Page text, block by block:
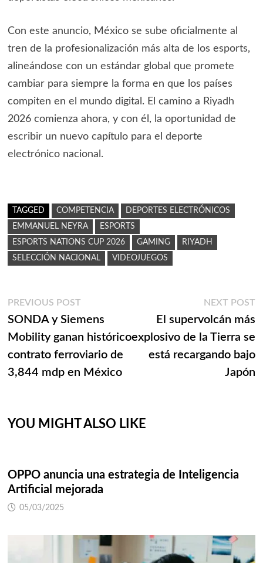
Con este anuncio, México se sube oficialmente al
tren de la profesionalización más alta de los esports,
alineándose con un estándar global que promete
cambiar para siempre la forma en que los países
compiten en el mundo digital. El camino a Riyadh
2026 comienza ahora, y con él, la oportunidad de
escribir un nuevo capítulo para el deporte
electrónico nacional.
TAGGED COMPETENCIA
DEPORTES ELECTRÓNICOS
EMMANUEL NEYRA
ESPORTS
ESPORTS NATIONS CUP 2026
GAMING
RIYADH
SELECCIÓN NACIONAL
VIDEOJUEGOS
Navegación
de
entradas
PREVIOUS POSTPrevious
post:
SONDA y Siemens
Mobility ganan histórico
contrato ferroviario de
3,844 mdp en México
NEXT POST
El supervolcán más
explosivo de la Tierra se
está recargando bajo
Japón
YOU MIGHT ALSO LIKE
OPPO anuncia una estrategia de Inteligencia
Artificial mejorada
05/03/2025